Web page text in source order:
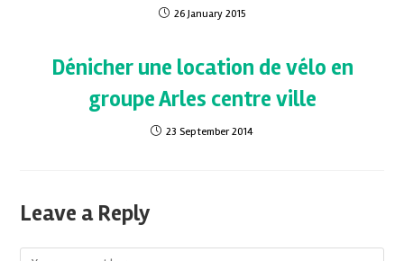
26 January 2015
Dénicher une location de vélo en
groupe Arles centre ville
23 September 2014
Leave a Reply